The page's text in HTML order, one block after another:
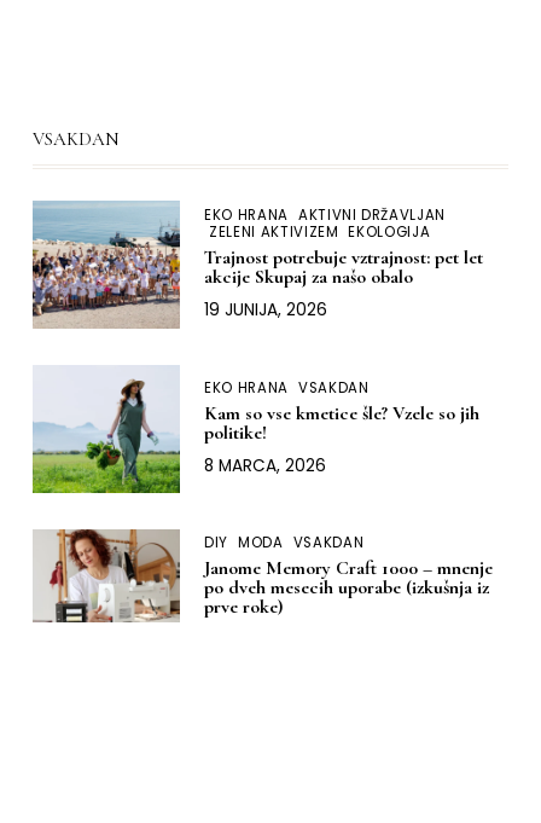
VSAKDAN
EKO HRANA AKTIVNI DRŽAVLJAN
ZELENI AKTIVIZEM EKOLOGIJA
Trajnost potrebuje vztrajnost: pet let
akcije Skupaj za našo obalo
19 JUNIJA, 2026
EKO HRANA VSAKDAN
Kam so vse kmetice šle? Vzele so jih
politike!
8 MARCA, 2026
DIY MODA VSAKDAN
Janome Memory Craft 1000 – mnenje
po dveh mesecih uporabe (izkušnja iz
prve roke)